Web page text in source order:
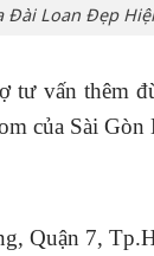
Đài Loan Đẹp
tư vấn thêm
của Sài
Quận 7,